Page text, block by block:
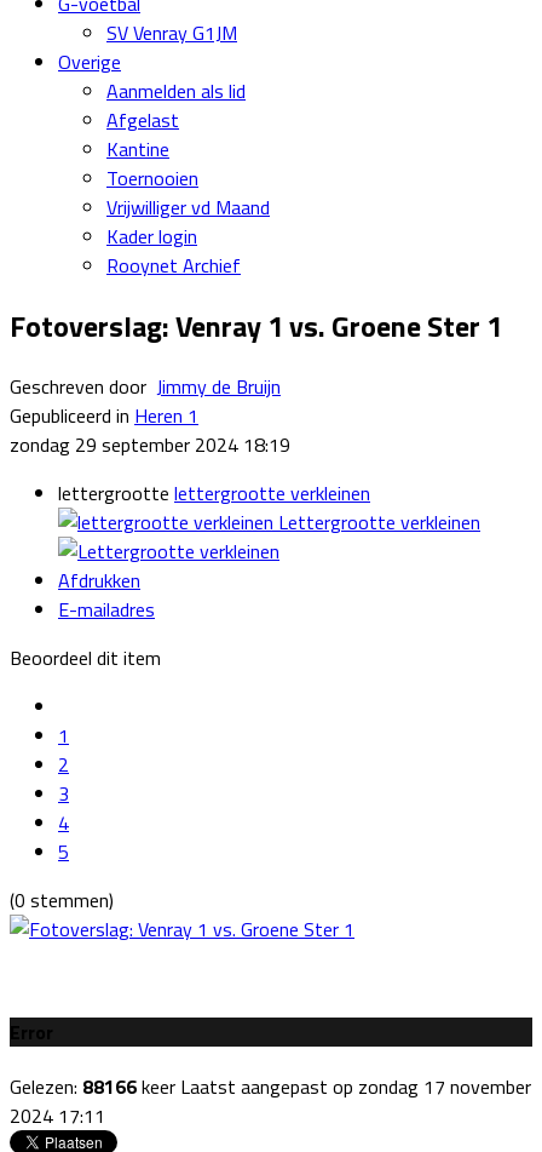
SV Venray G1JM
Overige
Aanmelden als lid
Afgelast
Kantine
Toernooien
Vrijwilliger vd Maand
Kader login
Rooynet Archief
Fotoverslag: Venray 1 vs. Groene Ster 1
Geschreven door Jimmy de Bruijn
Gepubliceerd in Heren 1
zondag 29 september 2024 18:19
lettergrootte lettergrootte verkleinen
Lettergrootte verkleinen
Afdrukken
E-mailadres
Beoordeel dit item
1
2
3
4
5
(0 stemmen)
Error
Gelezen: 88166keer Laatst aangepast op zondag 17 november
2024 17:11